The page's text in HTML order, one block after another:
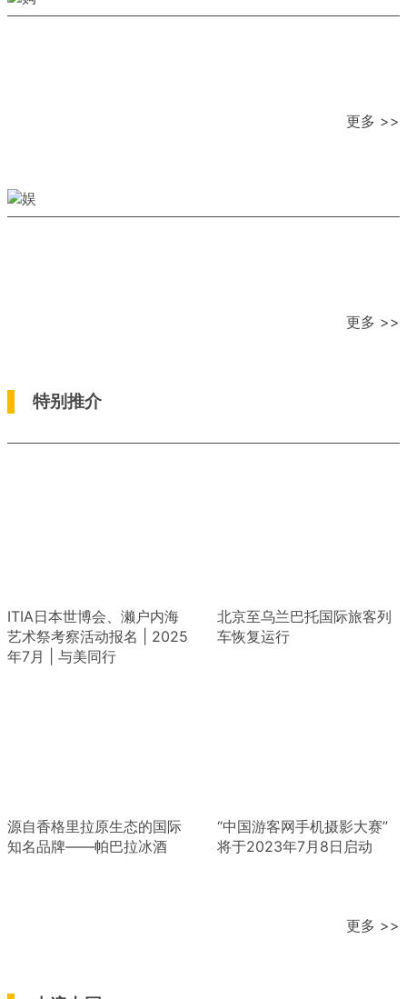
更多 >>
更多 >>
特别推介
ITIA日本世博会、濑户内海
艺术祭考察活动报名 | 2025
年7月 | 与美同行
北京至乌兰巴托国际旅客列
车恢复运行
源自香格里拉原生态的国际
知名品牌——帕巴拉冰酒
“中国游客网手机摄影大赛”
将于2023年7月8日启动
更多 >>